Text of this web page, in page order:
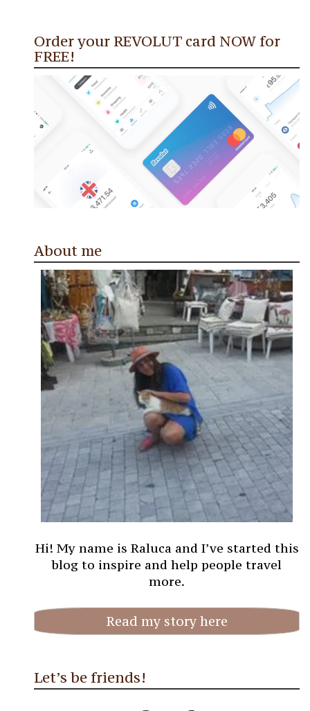
Order your REVOLUT card NOW for
FREE!
About me
Hi! My name is Raluca and I’ve started this
blog to inspire and help people travel
more.
Read my story here
Let’s be friends!